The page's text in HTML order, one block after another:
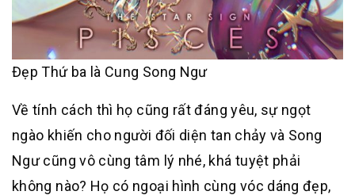
Đẹp Thứ ba là Cung Song Ngư
Về tính cách thì họ cũng rất đáng yêu, sự ngọt
ngào khiến cho người đối diện tan chảy và Song
Ngư cũng vô cùng tâm lý nhé, khá tuyệt phải
không nào? Họ có ngoại hình cùng vóc dáng đẹp,